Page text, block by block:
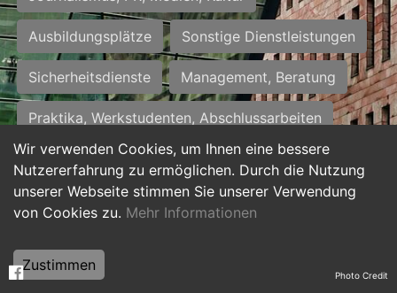
Wir verwenden Cookies, um Ihnen eine bessere
Nutzererfahrung zu ermöglichen. Durch die Nutzung
unserer Webseite stimmen Sie unserer Verwendung
von Cookies zu. Mehr Informationen
Zustimmen
Ausbildungsplätze Sonstige Dienstleistungen
Sicherheitsdienste Management, Beratung
Praktika, Werkstudenten, Abschlussarbeiten
Personalwesen Assistenz, Sekretariat
Hilfskräfte, Aushilfs- und Nebenjobs
Weiterbildung, Studium, duale Ausbildung Photo Credit